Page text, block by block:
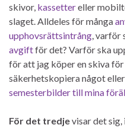
skivor, kassettereller
slaget. Alldeles för många
upphovsrättsintrång, varför
avgiftför det? Varför ska
för att jag köper en skiva
säkerhetskopiera något eller
semesterbildertill mina
För det tredjevisar det